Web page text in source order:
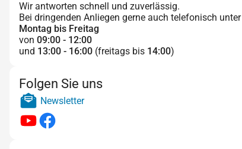
Wir antworten schnell und zuverlässig.
Bei dringenden Anliegen gerne auch telefonisch unter
Montag bis Freitag
von 09:00 - 12:00
und 13:00 - 16:00 (freitags bis 14:00)
Folgen Sie uns
Newsletter